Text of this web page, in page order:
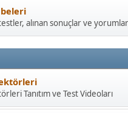
alınan sonuçlar ve yorumlar
Tanıtım ve Test Videoları